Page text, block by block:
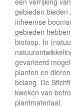
gebieden bieden
inheemse
gebieden
biotoop. In
gevarieerd
planten en
belang. De
kweken van
plantmateriaal.